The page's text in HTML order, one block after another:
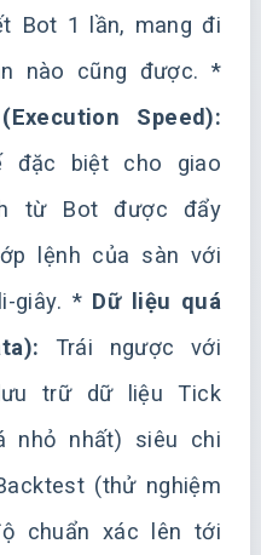
Bot 1 lần, mang đi
nào cũng được. *
Speed):
đặc biệt cho giao
từ Bot được đẩy
lệnh của sàn với
giây. * Dữ liệu quá
Trái ngược với
trữ dữ liệu Tick
nhỏ nhất) siêu chi
(thử nghiệm
chuẩn xác lên tới